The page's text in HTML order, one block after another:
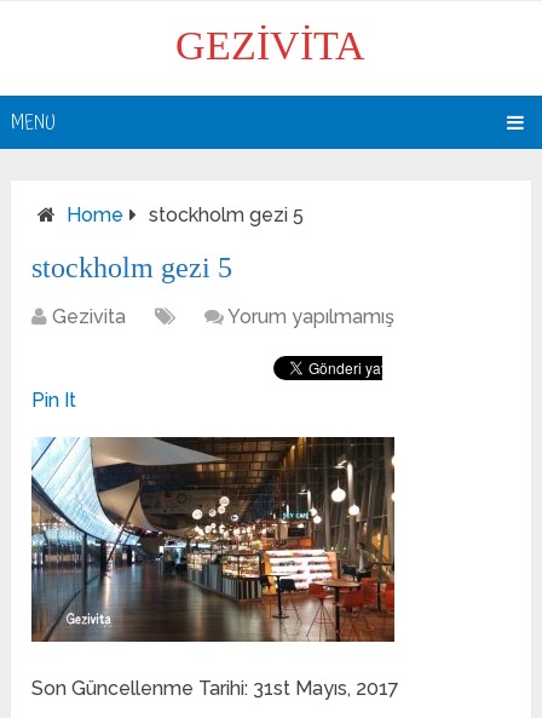
GEZIVITA
MENU
Home stockholm gezi 5
stockholm gezi 5
Gezivita Yorum yapılmamış
Pin It
Son Güncellenme Tarihi: 31st Mayıs, 2017